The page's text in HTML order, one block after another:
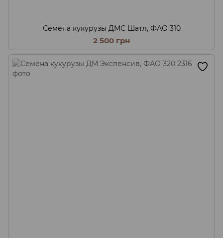
Семена кукурузы ДМС Шатл, ФАО 310
2 500 грн